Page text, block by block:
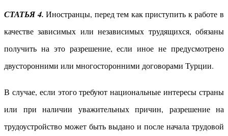
СТАТЬЯ 4. Иностранцы, перед тем как приступить к работе в
качестве зависимых или независимых трудящихся, обязаны
получить на это разрешение, если иное не предусмотрено
двусторонними или многосторонними договорами Турции.
В случае, если этого требуют национальные интересы страны
или при наличии уважительных причин, разрешение на
трудоустройство может быть выдано и после начала трудовой